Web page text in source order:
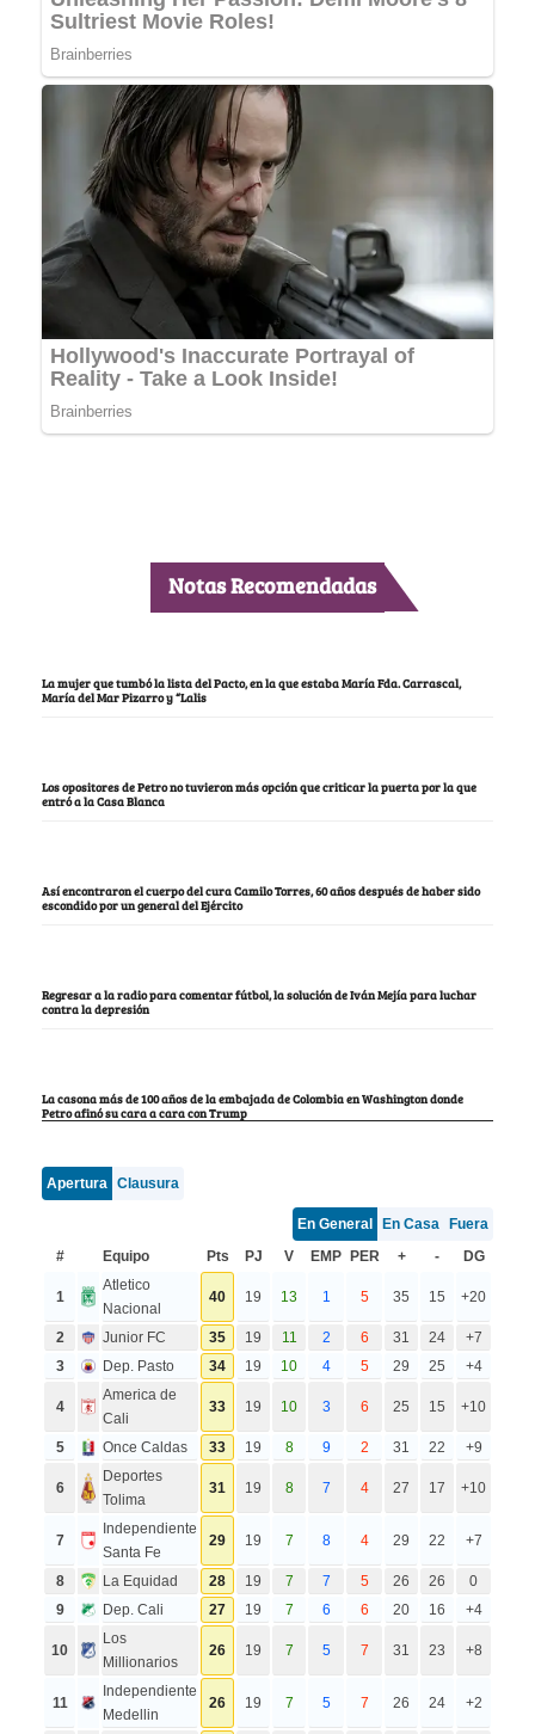
Notas Recomendadas
La mujer que tumbó la lista del Pacto, en la que estaba María Fda. Carrascal,
María del Mar Pizarro y “Lalis
Los opositores de Petro no tuvieron más opción que criticar la puerta por la que
entró a la Casa Blanca
Así encontraron el cuerpo del cura Camilo Torres, 60 años después de haber sido
escondido por un general del Ejército
Regresar a la radio para comentar fútbol, la solución de Iván Mejía para luchar
contra la depresión
La casona más de 100 años de la embajada de Colombia en Washington donde
Petro afinó su cara a cara con Trump
Apertura Clausura
En General En Casa
Fuera
#
Equipo Pts PJ V EMP PER + - DG
1
Atletico
Nacional
40 19 13 1 5 35 15 +20
2 Junior FC 35 19 11 2 6 31 24
+7
3
Dep. Pasto 34 19 10 4 5 29 25 +4
4
America de
Cali
33 19 10 3 6 25 15 +10
5 Once Caldas 33 19 8 9 2 31 22 +9
6
Deportes
Tolima
31 19 8 7 4 27 17 +10
7
Independiente
Santa Fe
29 19 7 8 4 29 22 +7
8 La Equidad 28 19 7 7 5 26 26
0
9
Dep. Cali 27 19 7 6 6 20 16 +4
10
Los
Millionarios
26 19 7 5 7 31 23 +8
11
Independiente
Medellin
26 19 7 5 7 26 24 +2